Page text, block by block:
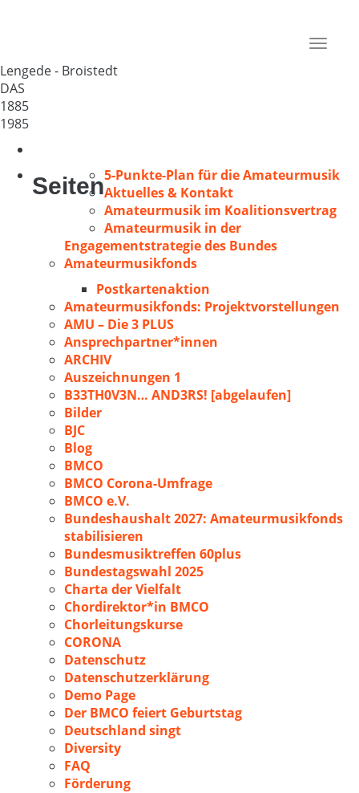
Toggle
Lengede - Broistedt
DAS
1885
1985
Seiten5-Punkte-Plan für die Amateurmusik
Aktuelles & Kontakt
Amateurmusik im Koalitionsvertrag
Amateurmusik in der
Engagementstrategie des Bundes
Amateurmusikfonds
Postkartenaktion
Amateurmusikfonds: Projektvorstellungen
AMU – Die 3 PLUS
Ansprechpartner*innen
ARCHIV
Auszeichnungen 1
B33TH0V3N… AND3RS! [abgelaufen]
Bilder
BJC
Blog
BMCO
BMCO Corona-Umfrage
BMCO e.V.
Bundeshaushalt 2027: Amateurmusikfonds
stabilisieren
Bundesmusiktreffen 60plus
Bundestagswahl 2025
Charta der Vielfalt
Chordirektor*in BMCO
Chorleitungskurse
CORONA
Datenschutz
Datenschutzerklärung
Demo Page
Der BMCO feiert Geburtstag
Deutschland singt
Diversity
FAQ
Förderung